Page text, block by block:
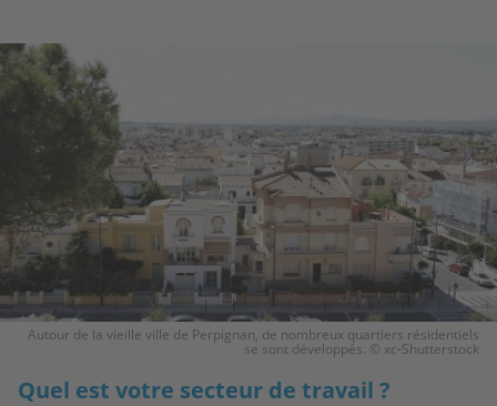
Image
Autour de la vieille ville de Perpignan, de nombreux quartiers résidentiels
se sont développés. © xc-Shutterstock
Quel est votre secteur de travail ?